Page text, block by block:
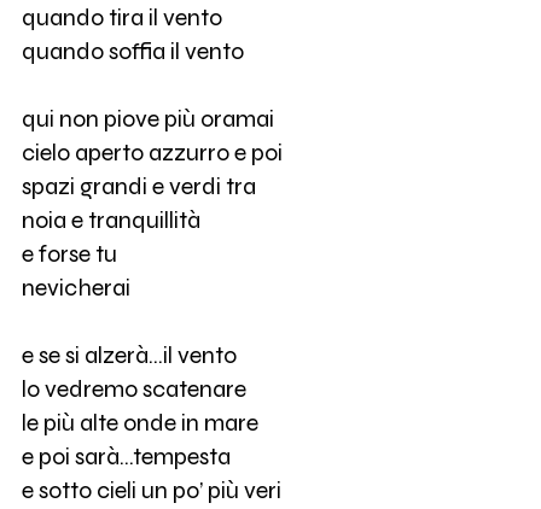
quando tira il vento
quando soffia il vento
qui non piove più oramai
cielo aperto azzurro e poi
spazi grandi e verdi tra
noia e tranquillità
e forse tu
nevicherai
e se si alzerà…il vento
lo vedremo scatenare
le più alte onde in mare
e poi sarà…tempesta
e sotto cieli un po’ più veri